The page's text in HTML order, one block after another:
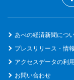
あべの経済新聞につ
プレスリリース・情
アクセスデータの利
お問い合わせ